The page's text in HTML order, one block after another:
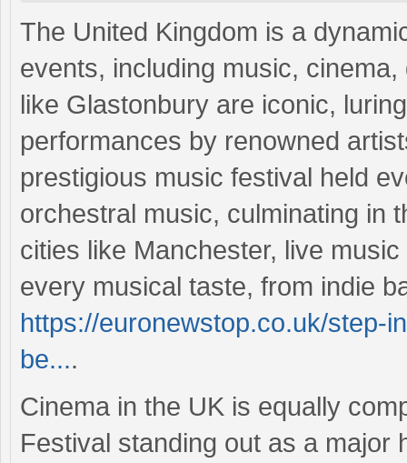
The United Kingdom is a
events, including music,
like Glastonbury are iconic,
performances by renowned
prestigious music festival held
orchestral music, culminating in
cities like Manchester, live
every musical taste, from indie
https://euronewstop.co.uk/step-
be....
Cinema in the UK is equally
Festival standing out as a major